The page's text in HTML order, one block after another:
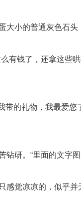
大小的普通灰色石
有钱了，还拿这些
的礼物，我最爱您
研。“里面的文字
感觉凉凉的，似乎